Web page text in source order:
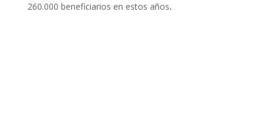
260.000 beneficiarios en estos años.